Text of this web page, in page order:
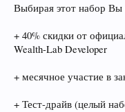
Выбирая этот набор Вы
+ 40% скидки от
Wealth-Lab Developer
+ месячное участие в
+ Тест-драйв (целый